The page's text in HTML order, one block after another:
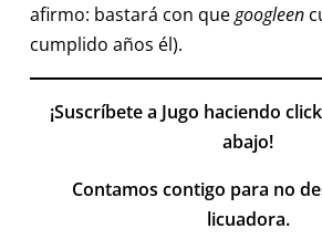
afirmo: bastará con quegoogleen
cumplido años él).
¡Suscríbete a Jugo haciendo
abajo!
Contamos contigo para no
licuadora.